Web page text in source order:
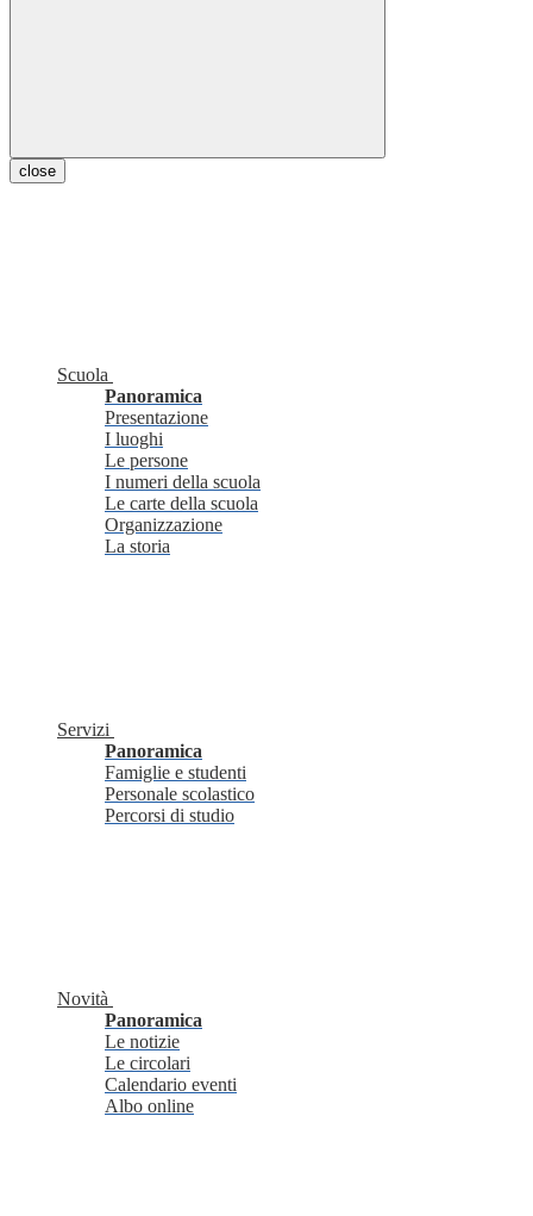
close
Scuola
Panoramica
Presentazione
I luoghi
Le persone
I numeri della scuola
Le carte della scuola
Organizzazione
La storia
Servizi
Panoramica
Famiglie e studenti
Personale scolastico
Percorsi di studio
Novità
Panoramica
Le notizie
Le circolari
Calendario eventi
Albo online